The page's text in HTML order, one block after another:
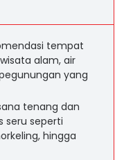
tempat
alam, air
yang
tenang dan
seru seperti
hingga